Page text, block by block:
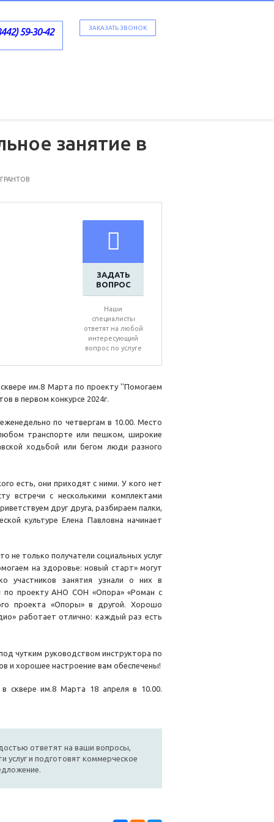
ЗАКАЗАТЬ ЗВОНОК
59-30-42
занятие в
ЗАДАТЬ
ВОПРОС
Наши
специалисты
ответят на любой
интересующий
вопрос по услуге
им.8 Марта по проекту ''Помогаем
в первом конкурсе 2024г.
по четвергам в 10.00. Место
транспорте или пешком, широкие
ходьбой или бегом люди разного
есть, они приходят с ними. У кого нет
встречи с несколькими комплектами
друг друга, разбираем палки,
культуре Елена Павловна начинает
не только получатели социальных услуг
на здоровье: новый старт» могут
участников занятия узнали о них в
по проекту АНО СОН «Опора» «Роман с
проекта «Опоры» в другой. Хорошо
работает отлично: каждый раз есть
чутким руководством инструктора по
и хорошее настроение вам обеспечены!
сквере им.8 Марта 18 апреля в 10.00.
ответят на ваши вопросы,
услуг и подготовят коммерческое